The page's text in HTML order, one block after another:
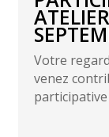
Votre
venez